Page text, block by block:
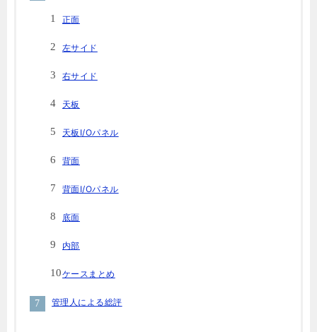
正面
左サイド
右サイド
天板
天板I/Oパネル
背面
背面I/Oパネル
底面
内部
ケースまとめ
管理人による総評